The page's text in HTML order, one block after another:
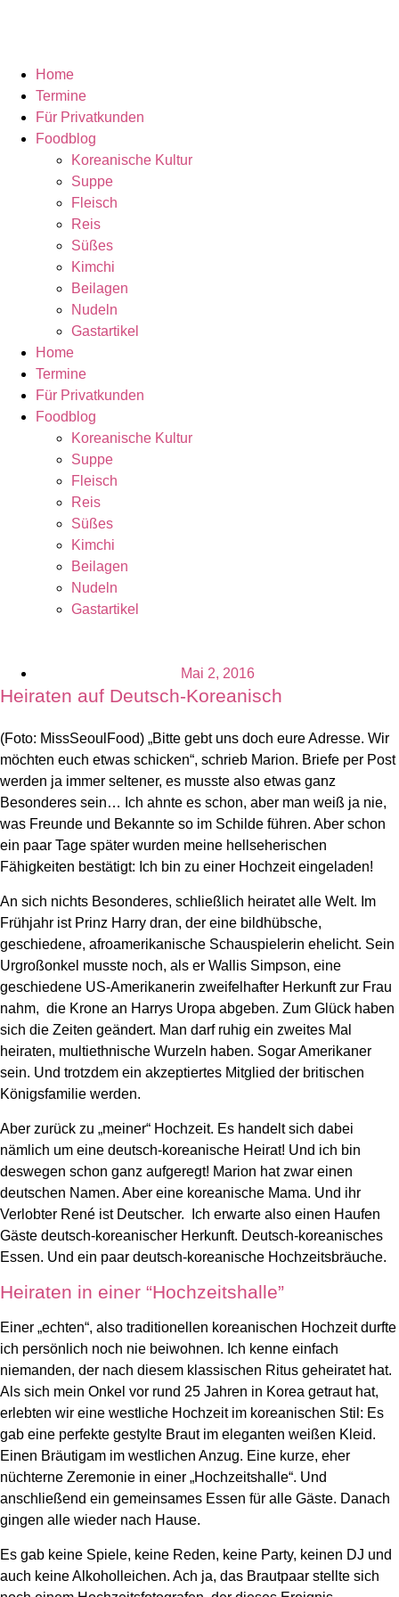
Home
Termine
Für Privatkunden
Foodblog
Koreanische Kultur
Suppe
Fleisch
Reis
Süßes
Kimchi
Beilagen
Nudeln
Gastartikel
Home
Termine
Für Privatkunden
Foodblog
Koreanische Kultur
Suppe
Fleisch
Reis
Süßes
Kimchi
Beilagen
Nudeln
Gastartikel
Mai 2, 2016
Heiraten auf Deutsch-Koreanisch
(Foto: MissSeoulFood) „Bitte gebt uns doch eure Adresse. Wir
möchten euch etwas schicken“, schrieb Marion. Briefe per Post
werden ja immer seltener, es musste also etwas ganz
Besonderes sein… Ich ahnte es schon, aber man weiß ja nie,
was Freunde und Bekannte so im Schilde führen. Aber schon
ein paar Tage später wurden meine hellseherischen
Fähigkeiten bestätigt: Ich bin zu einer Hochzeit eingeladen!
An sich nichts Besonderes, schließlich heiratet alle Welt. Im
Frühjahr ist Prinz Harry dran, der eine bildhübsche,
geschiedene, afroamerikanische Schauspielerin ehelicht. Sein
Urgroßonkel musste noch, als er Wallis Simpson, eine
geschiedene US-Amerikanerin zweifelhafter Herkunft zur Frau
nahm, die Krone an Harrys Uropa abgeben. Zum Glück haben
sich die Zeiten geändert. Man darf ruhig ein zweites Mal
heiraten, multiethnische Wurzeln haben. Sogar Amerikaner
sein. Und trotzdem ein akzeptiertes Mitglied der britischen
Königsfamilie werden.
Aber zurück zu „meiner“ Hochzeit. Es handelt sich dabei
nämlich um eine deutsch-koreanische Heirat! Und ich bin
deswegen schon ganz aufgeregt! Marion hat zwar einen
deutschen Namen. Aber eine koreanische Mama. Und ihr
Verlobter René ist Deutscher. Ich erwarte also einen Haufen
Gäste deutsch-koreanischer Herkunft. Deutsch-koreanisches
Essen. Und ein paar deutsch-koreanische Hochzeitsbräuche.
Heiraten in einer “Hochzeitshalle”
Einer „echten“, also traditionellen koreanischen Hochzeit durfte
ich persönlich noch nie beiwohnen. Ich kenne einfach
niemanden, der nach diesem klassischen Ritus geheiratet hat.
Als sich mein Onkel vor rund 25 Jahren in Korea getraut hat,
erlebten wir eine westliche Hochzeit im koreanischen Stil: Es
gab eine perfekte gestylte Braut im eleganten weißen Kleid.
Einen Bräutigam im westlichen Anzug. Eine kurze, eher
nüchterne Zeremonie in einer „Hochzeitshalle“. Und
anschließend ein gemeinsames Essen für alle Gäste. Danach
gingen alle wieder nach Hause.
Es gab keine Spiele, keine Reden, keine Party, keinen DJ und
auch keine Alkoholleichen. Ach ja, das Brautpaar stellte sich